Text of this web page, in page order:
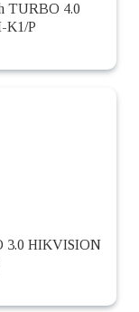
TURBO 4.0
K1/P
3.0 HIKVISION